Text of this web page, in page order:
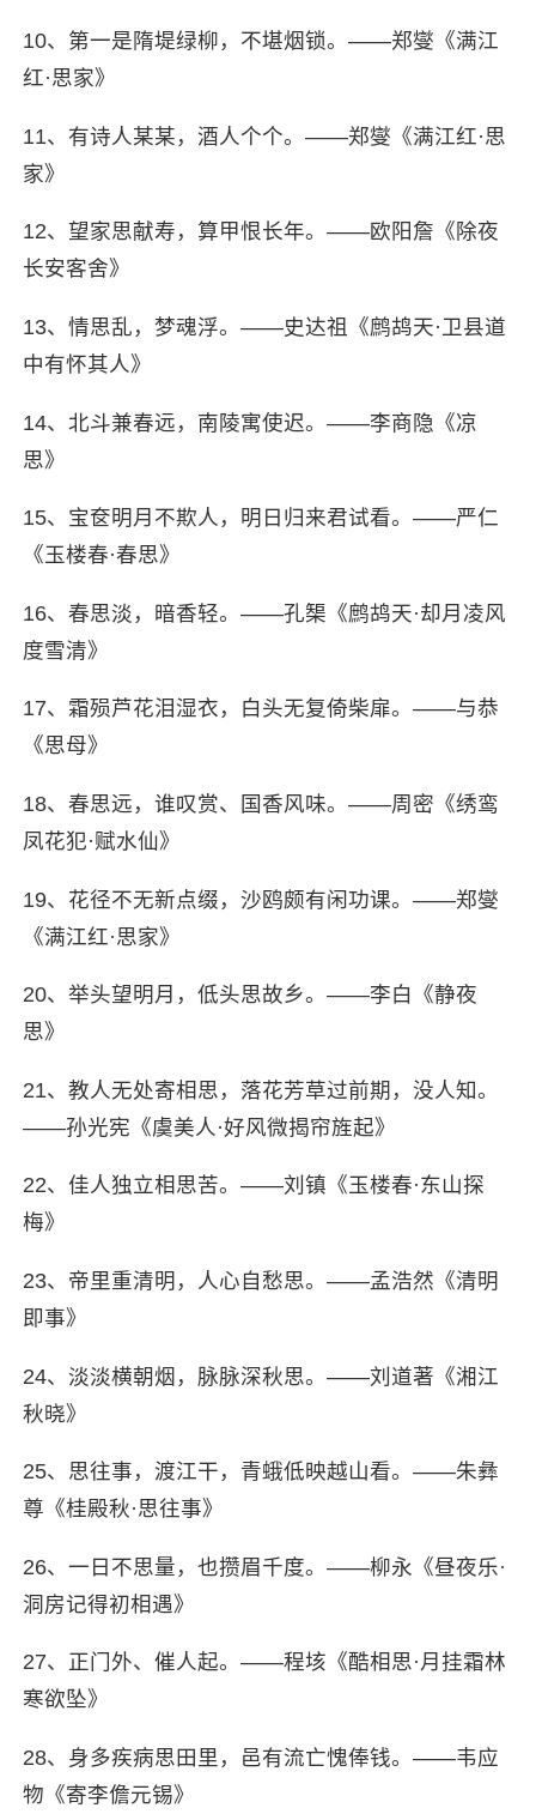
10、第一是隋堤绿柳，不堪烟锁。——郑燮《满江
红·思家》
11、有诗人某某，酒人个个。——郑燮《满江红·思
家》
12、望家思献寿，算甲恨长年。——欧阳詹《除夜
长安客舍》
13、情思乱，梦魂浮。——史达祖《鹧鸪天·卫县道
中有怀其人》
14、北斗兼春远，南陵寓使迟。——李商隐《凉
思》
15、宝奁明月不欺人，明日归来君试看。——严仁
《玉楼春·春思》
16、春思淡，暗香轻。——孔榘《鹧鸪天·却月凌风
度雪清》
17、霜殒芦花泪湿衣，白头无复倚柴扉。——与恭
《思母》
18、春思远，谁叹赏、国香风味。——周密《绣鸾
凤花犯·赋水仙》
19、花径不无新点缀，沙鸥颇有闲功课。——郑燮
《满江红·思家》
20、举头望明月，低头思故乡。——李白《静夜
思》
21、教人无处寄相思，落花芳草过前期，没人知。
——孙光宪《虞美人·好风微揭帘旌起》
22、佳人独立相思苦。——刘镇《玉楼春·东山探
梅》
23、帝里重清明，人心自愁思。——孟浩然《清明
即事》
24、淡淡横朝烟，脉脉深秋思。——刘道著《湘江
秋晓》
25、思往事，渡江干，青蛾低映越山看。——朱彝
尊《桂殿秋·思往事》
26、一日不思量，也攒眉千度。——柳永《昼夜乐·
洞房记得初相遇》
27、正门外、催人起。——程垓《酷相思·月挂霜林
寒欲坠》
28、身多疾病思田里，邑有流亡愧俸钱。——韦应
物《寄李儋元锡》